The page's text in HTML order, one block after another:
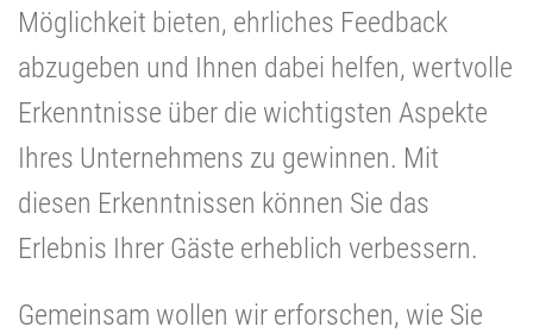
Möglichkeit bieten, ehrliches Feedback
abzugeben und Ihnen dabei helfen, wertvolle
Erkenntnisse über die wichtigsten Aspekte
Ihres Unternehmens zu gewinnen. Mit
diesen Erkenntnissen können Sie das
Erlebnis Ihrer Gäste erheblich verbessern.
Gemeinsam wollen wir erforschen, wie Sie